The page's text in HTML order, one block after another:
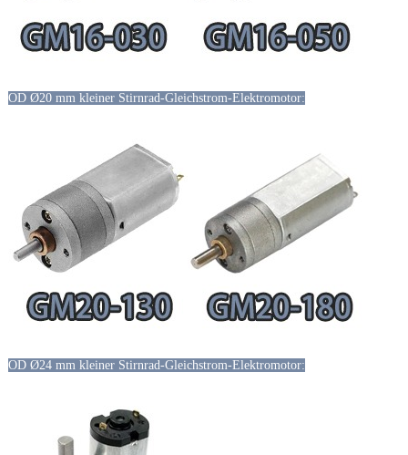
OD Ø20 mm kleiner Stirnrad-Gleichstrom-Elektromotor:
OD Ø24 mm kleiner Stirnrad-Gleichstrom-Elektromotor: